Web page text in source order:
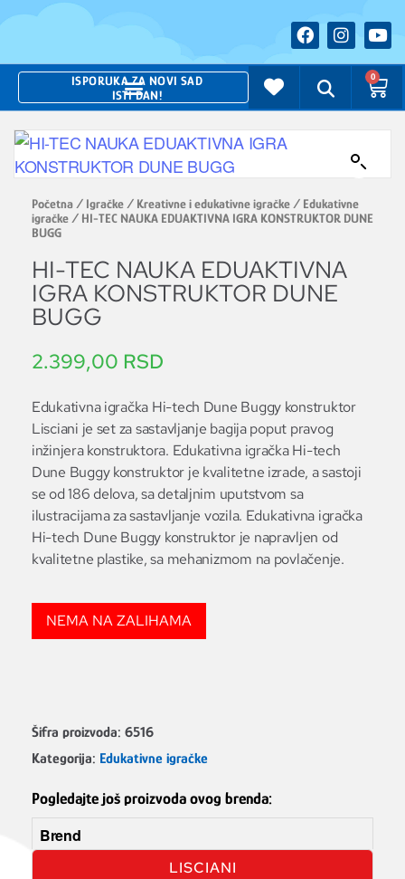
ISPORUKA ZA NOVI SAD
ISTI DAN!
0
Početna / Igračke / Kreativne i edukativne igračke / Edukativne
igračke / HI-TEC NAUKA EDUAKTIVNA IGRA KONSTRUKTOR DUNE
BUGG
HI-TEC NAUKA EDUAKTIVNA
IGRA KONSTRUKTOR DUNE
BUGG
2.399,00 RSD
Edukativna igračka Hi-tech Dune Buggy konstruktor
Lisciani je set za sastavljanje bagija poput pravog
inžinjera konstruktora. Edukativna igračka Hi-tech
Dune Buggy konstruktor je kvalitetne izrade, a sastoji
se od 186 delova, sa detaljnim uputstvom sa
ilustracijama za sastavljanje vozila. Edukativna igračka
Hi-tech Dune Buggy konstruktor je napravljen od
kvalitetne plastike, sa mehanizmom na povlačenje.
NEMA NA ZALIHAMA
Šifra proizvoda: 6516
Kategorija: Edukativne igračke
Pogledajte još proizvoda ovog brenda:
Brend
LISCIANI